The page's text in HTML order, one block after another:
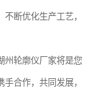
断优化生产工艺，
州轮廓仪厂家将是您
合作，共同发展，